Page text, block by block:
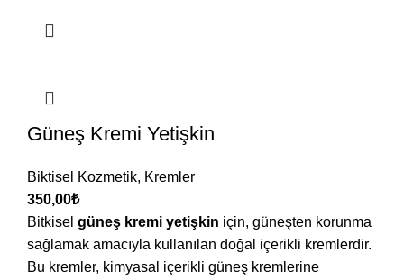
Güneş Kremi Yetişkin
Biktisel Kozmetik, Kremler
350,00₺
Bitkisel güneş kremi yetişkin için, güneşten korunma
sağlamak amacıyla kullanılan doğal içerikli kremlerdir.
Bu kremler, kimyasal içerikli güneş kremlerine